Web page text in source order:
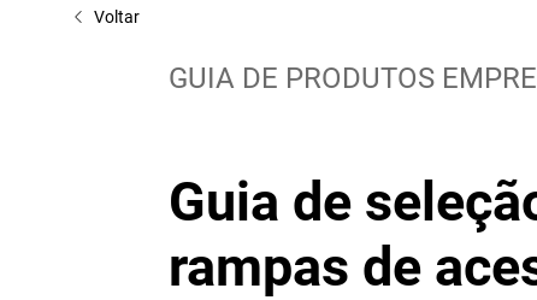
Voltar
GUIA DE PRODUTOS
Guia de
rampas de